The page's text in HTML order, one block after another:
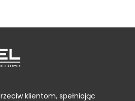
klientom, spełniając